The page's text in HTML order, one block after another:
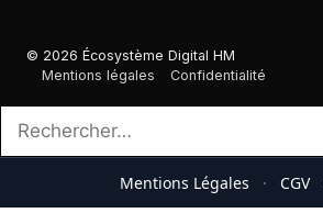
© 2026 Écosystème Digital HM
Mentions légales
Confidentialité
Rechercher :
Mentions Légales · CGV